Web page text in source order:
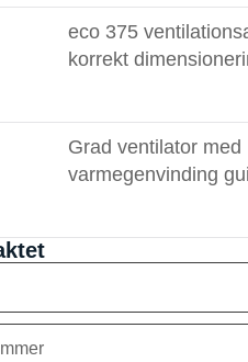
eco 375
korrekt
Grad ventilator med
varmegenvinding